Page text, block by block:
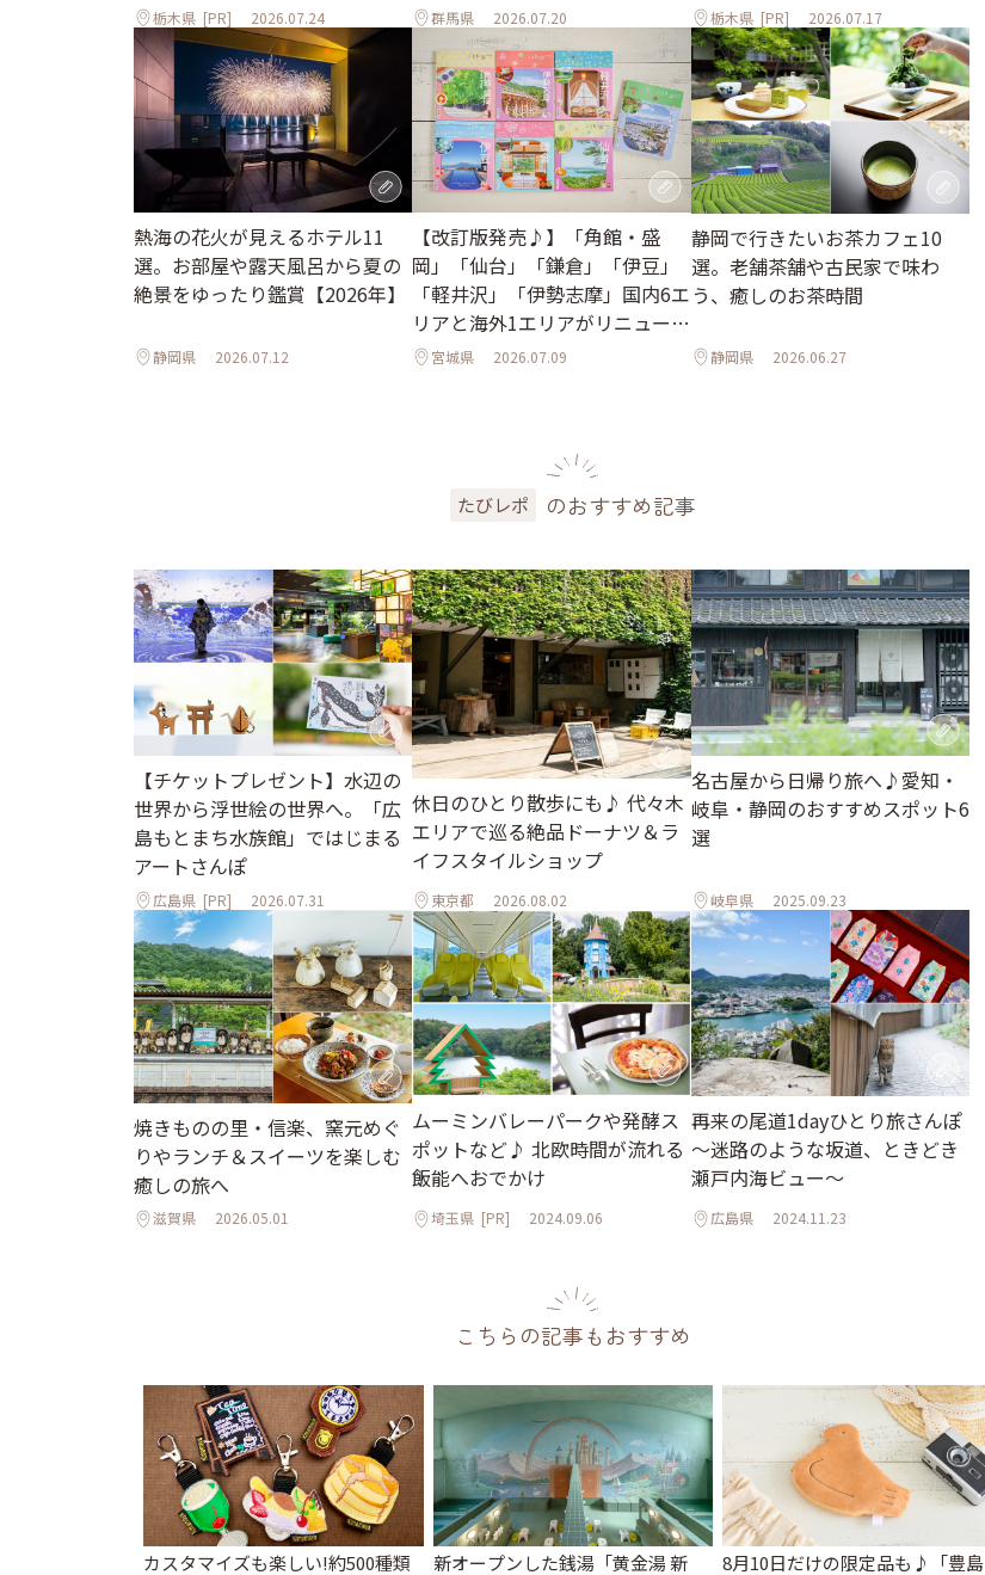
栃木県 [PR] 2026.07.24 群馬県 2026.07.20 栃木県[PR] 2026.07.17
熱海の花火が見えるホテル11
選。お部屋や露天風呂から夏の
絶景をゆったり鑑賞【2026年】
静岡県 2026.07.12
【改訂版発売♪】「角館・盛
岡」「仙台」「鎌倉」「伊豆」
「軽井沢」「伊勢志摩」国内6エ
リアと海外1エリアがリニューア
ル宮城県 2026.07.09
静岡で行きたいお茶カフェ10
選。老舗茶舗や古民家で味わ
う、癒しのお茶時間
静岡県 2026.06.27
たびレポ のおすすめ記事
【チケットプレゼント】水辺の
世界から浮世絵の世界へ。「広
島もとまち水族館」ではじまる
アートさんぽ
広島県 [PR] 2026.07.31
休日のひとり散歩にも♪ 代々木
エリアで巡る絶品ドーナツ＆ラ
イフスタイルショップ
東京都 2026.08.02
名古屋から日帰り旅へ♪愛知・
岐阜・静岡のおすすめスポット6
選
岐阜県 2025.09.23
焼きものの里・信楽、窯元めぐ
りやランチ＆スイーツを楽しむ
癒しの旅へ
滋賀県 2026.05.01
ムーミンバレーパークや発酵ス
ポットなど♪ 北欧時間が流れる
飯能へおでかけ
埼玉県 [PR] 2024.09.06
再来の尾道1dayひとり旅さんぽ
～迷路のような坂道、ときどき
瀬戸内海ビュー～
広島県 2024.11.23
こちらの記事もおすすめ
カスタマイズも楽しい!約500種類
新オープンした銭湯「黄金湯 新
8月10日だけの限定品も♪「豊島